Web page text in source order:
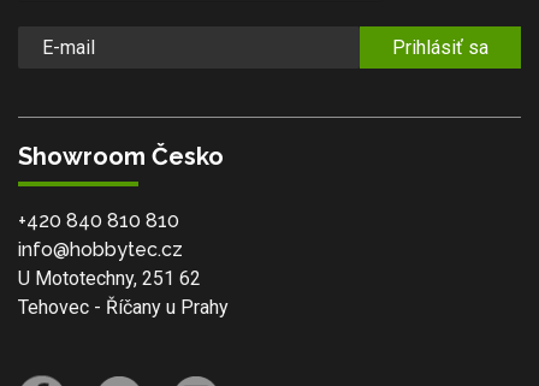
Prihlásiť sa
Showroom Česko
+420 840 810 810
info@hobbytec.cz
U Mototechny, 251 62
Tehovec - Říčany u Prahy